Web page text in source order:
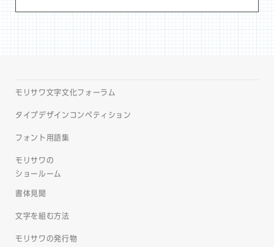
モリサワ文字文化フォーラム
タイプデザインコンペティション
フォント用語集
モリサワの
ショールーム
書体見聞
文字を組む方法
モリサワの発行物